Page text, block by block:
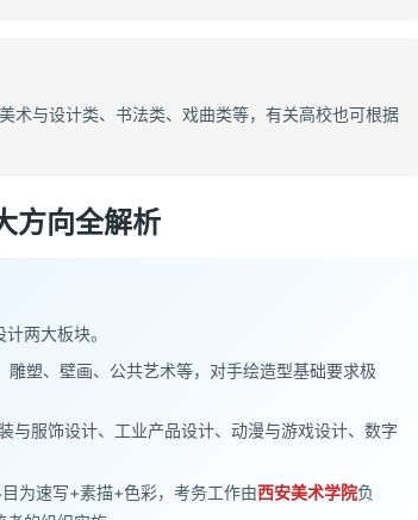
术与设计类、书法类、戏曲类等，有关高校也可根据
方向全解析
两大板块。
雕塑、壁画、公共艺术等，对手绘造型基础要求极
与服饰设计、工业产品设计、动漫与游戏设计、数字
为速写+素描+色彩，考务工作由西安美术学院负